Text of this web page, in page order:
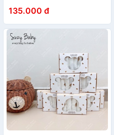
135.000 đ